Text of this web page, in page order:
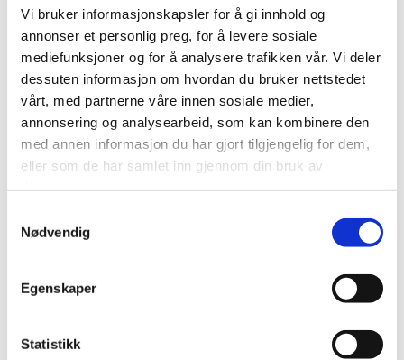
Vi bruker informasjonskapsler for å gi innhold og
annonser et personlig preg, for å levere sosiale
mediefunksjoner og for å analysere trafikken vår. Vi deler
dessuten informasjon om hvordan du bruker nettstedet
vårt, med partnerne våre innen sosiale medier,
annonsering og analysearbeid, som kan kombinere den
med annen informasjon du har gjort tilgjengelig for dem,
eller som de har samlet inn gjennom din bruk av
Nødvendig
Egenskaper
Statistikk
Norway Cup satt bærekraftsarbeidet i system:
Kuttet 40 tonn CO₂ i bespisningen
LES MER